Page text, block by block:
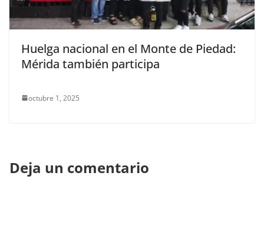
Huelga nacional en el Monte de Piedad:
Mérida también participa
octubre 1, 2025
Deja un comentario